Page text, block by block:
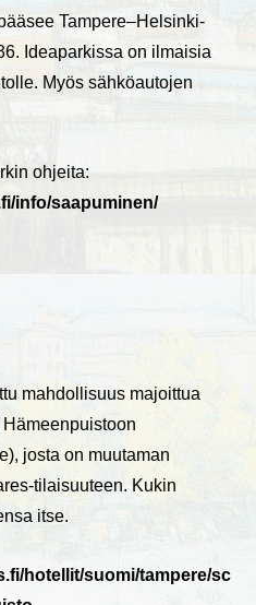
Tampere–Helsinki-
Ideaparkissa on ilmaisia
Myös sähköautojen
ohjeita:
info/saapuminen/
mahdollisuus majoittua
josta on muutaman
tilaisuuteen. Kukin
itse.
hotellit/suomi/tampere/sc